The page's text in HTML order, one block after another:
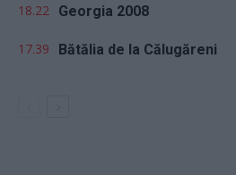
18.22 Georgia 2008
17.39 Bătălia de la Călugăreni